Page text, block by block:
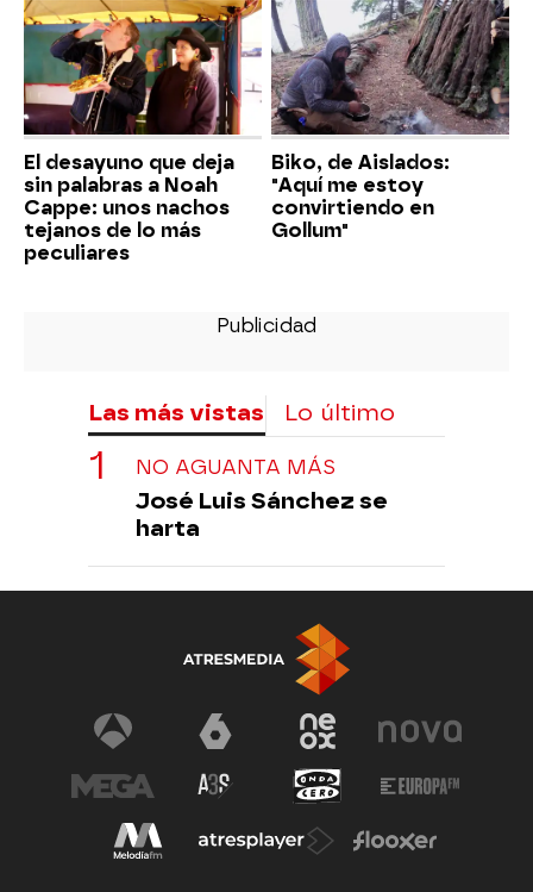
El desayuno que deja
sin palabras a Noah
Cappe: unos nachos
tejanos de lo más
peculiares
Biko, de Aislados:
"Aquí me estoy
convirtiendo en
Gollum"
Las más vistas Lo último
NO AGUANTA MÁS
José Luis Sánchez se
harta